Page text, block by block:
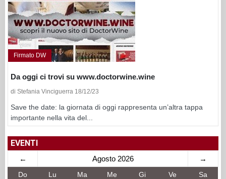
Firmato DW
Da oggi ci trovi su www.doctorwine.wine
di Stefania Vinciguerra 18/12/23
Save the date: la giornata di oggi rappresenta un’altra tappa
importante nella vita del...
EVENTI
← Agosto 2026 →
Do Lu Ma Me Gi Ve Sa